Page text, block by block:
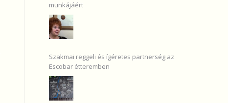
munkájáért
Szakmai reggeli és ígéretes partnerség az
Escobar étteremben